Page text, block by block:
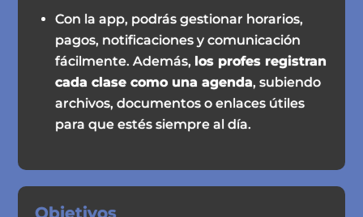
Con la app, podrás gestionar horarios,
pagos, notificaciones y comunicación
fácilmente. Además, los profes registran
cada clase como una agenda, subiendo
archivos, documentos o enlaces útiles
para que estés siempre al día.